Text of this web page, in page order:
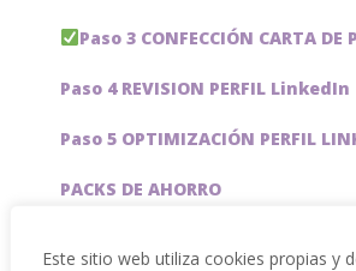
Este sitio web utiliza cookies propias y
Paso 3 CONFECCIÓN CARTA DE
Paso 4 REVISION PERFIL LinkedIn
Paso 5 OPTIMIZACIÓN PERFIL
PACKS DE AHORRO